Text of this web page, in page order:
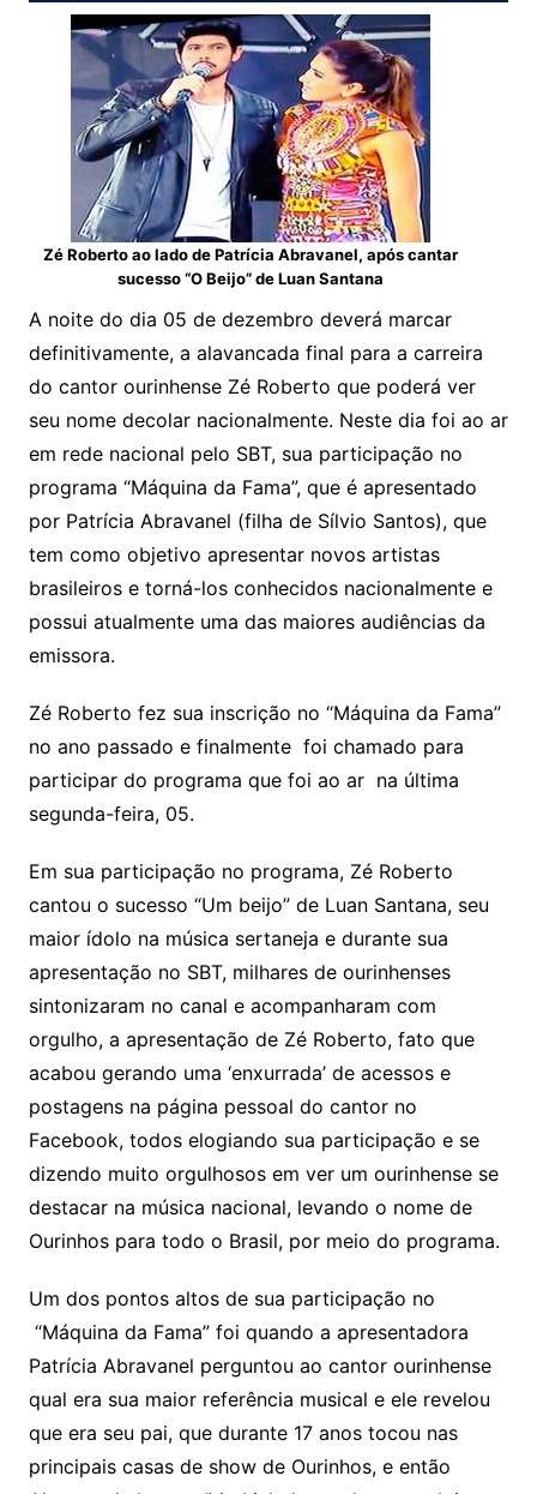
Zé Roberto ao lado de Patrícia Abravanel, após cantar
sucesso “O Beijo” de Luan Santana
A noite do dia 05 de dezembro deverá marcar
definitivamente, a alavancada final para a carreira
do cantor ourinhense Zé Roberto que poderá ver
seu nome decolar nacionalmente. Neste dia foi ao ar
em rede nacional pelo SBT, sua participação no
programa “Máquina da Fama”, que é apresentado
por Patrícia Abravanel (filha de Sílvio Santos), que
tem como objetivo apresentar novos artistas
brasileiros e torná-los conhecidos nacionalmente e
possui atualmente uma das maiores audiências da
emissora.
Zé Roberto fez sua inscrição no “Máquina da Fama”
no ano passado e finalmente foi chamado para
participar do programa que foi ao ar na última
segunda-feira, 05.
Em sua participação no programa, Zé Roberto
cantou o sucesso “Um beijo” de Luan Santana, seu
maior ídolo na música sertaneja e durante sua
apresentação no SBT, milhares de ourinhenses
sintonizaram no canal e acompanharam com
orgulho, a apresentação de Zé Roberto, fato que
acabou gerando uma ‘enxurrada’ de acessos e
postagens na página pessoal do cantor no
Facebook, todos elogiando sua participação e se
dizendo muito orgulhosos em ver um ourinhense se
destacar na música nacional, levando o nome de
Ourinhos para todo o Brasil, por meio do programa.
Um dos pontos altos de sua participação no
“Máquina da Fama” foi quando a apresentadora
Patrícia Abravanel perguntou ao cantor ourinhense
qual era sua maior referência musical e ele revelou
que era seu pai, que durante 17 anos tocou nas
principais casas de show de Ourinhos, e então